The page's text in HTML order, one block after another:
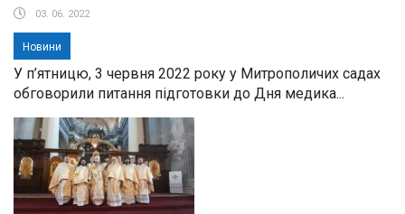
03. 06. 2022
Новини
У п’ятницю, 3 червня 2022 року у Митрополичих садах
обговорили питання підготовки до Дня медика...